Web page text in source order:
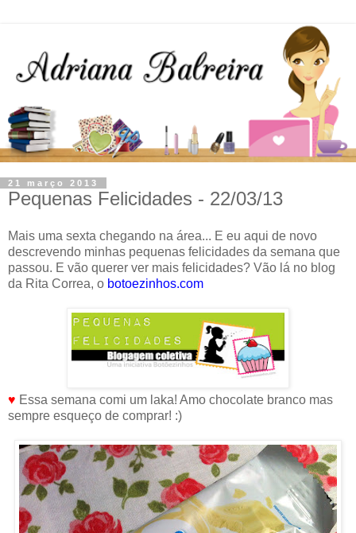
21 março 2013
Pequenas Felicidades - 22/03/13
Mais uma sexta chegando na área... E eu aqui de novo
descrevendo minhas pequenas felicidades da semana que
passou. E vão querer ver mais felicidades? Vão lá no blog
da Rita Correa, o botoezinhos.com
♥ Essa semana comi um laka! Amo chocolate branco mas
sempre esqueço de comprar! :)